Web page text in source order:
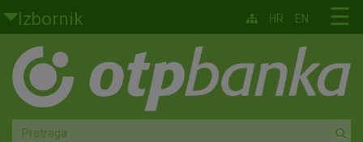
Skoči na glavni sadržaj
Izbornik
Građani
Privatno bankarstvo
Agro
☰
HR EN